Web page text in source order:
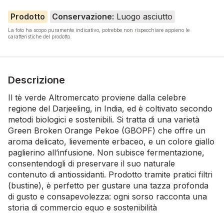
Prodotto Conservazione: Luogo asciutto
La foto ha scopo puramente indicativo, potrebbe non rispecchiare appieno le
caratteristiche del prodotto.
Descrizione
Il tè verde Altromercato proviene dalla celebre
regione del Darjeeling, in India, ed è coltivato secondo
metodi biologici e sostenibili. Si tratta di una varietà
Green Broken Orange Pekoe (GBOPF) che offre un
aroma delicato, lievemente erbaceo, e un colore giallo
paglierino all’infusione. Non subisce fermentazione,
consentendogli di preservare il suo naturale
contenuto di antiossidanti. Prodotto tramite pratici filtri
(bustine), è perfetto per gustare una tazza profonda
di gusto e consapevolezza: ogni sorso racconta una
storia di commercio equo e sostenibilità